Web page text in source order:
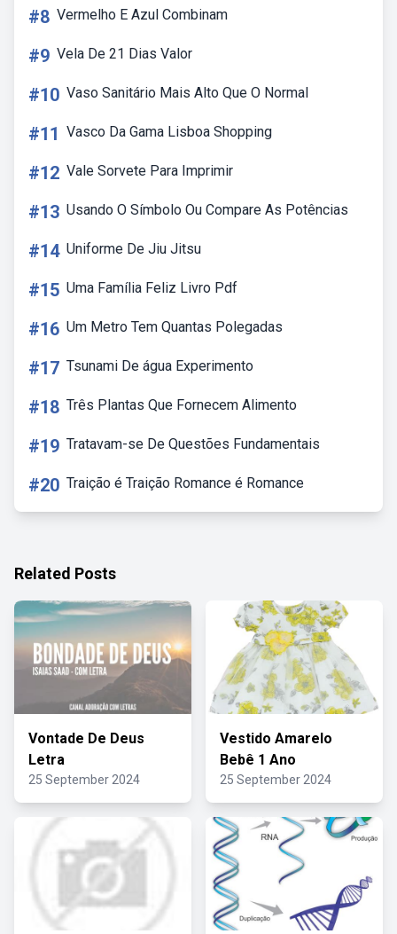
#8 Vermelho E Azul Combinam
#9 Vela De 21 Dias Valor
#10 Vaso Sanitário Mais Alto Que O Normal
#11 Vasco Da Gama Lisboa Shopping
#12 Vale Sorvete Para Imprimir
#13 Usando O Símbolo Ou Compare As Potências
#14 Uniforme De Jiu Jitsu
#15 Uma Família Feliz Livro Pdf
#16 Um Metro Tem Quantas Polegadas
#17 Tsunami De água Experimento
#18 Três Plantas Que Fornecem Alimento
#19 Tratavam-se De Questões Fundamentais
#20 Traição é Traição Romance é Romance
Related Posts
Vontade De Deus
Letra
25 September 2024
Vestido Amarelo
Bebê 1 Ano
25 September 2024